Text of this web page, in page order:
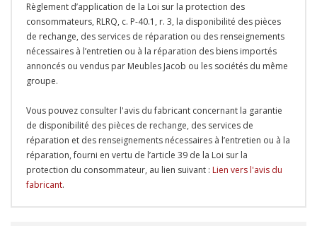
Règlement d’application de la Loi sur la protection des
consommateurs, RLRQ, c. P-40.1, r. 3, la disponibilité des pièces
de rechange, des services de réparation ou des renseignements
nécessaires à l’entretien ou à la réparation des biens importés
annoncés ou vendus par Meubles Jacob ou les sociétés du même
groupe.
Vous pouvez consulter l'avis du fabricant concernant la garantie
de disponibilité des pièces de rechange, des services de
réparation et des renseignements nécessaires à l’entretien ou à la
réparation, fourni en vertu de l’article 39 de la Loi sur la
protection du consommateur, au lien suivant : Lien vers l'avis du
fabricant.